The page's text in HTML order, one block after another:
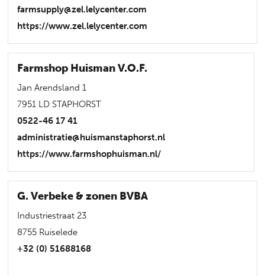
farmsupply@zel.lelycenter.com
https://www.zel.lelycenter.com
Farmshop Huisman V.O.F.
Jan Arendsland 1
7951 LD STAPHORST
0522-46 17 41
administratie@huismanstaphorst.nl
https://www.farmshophuisman.nl/
G. Verbeke & zonen BVBA
Industriestraat 23
8755 Ruiselede
+32 (0) 51688168